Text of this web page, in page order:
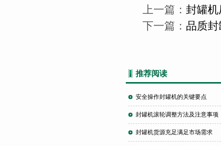
上一篇： 封罐
下一篇： 品质
推荐阅读
安全操作封罐机的关键要点
封罐机滚轮调整方法及注意事项
封罐机货源充足满足市场需求